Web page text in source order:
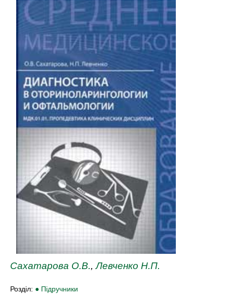
Сахатарова О.В.,Левченко Н.П.
Розділ: ● Підручники